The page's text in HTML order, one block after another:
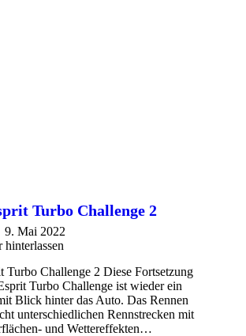
Turbo Challenge 2
9. Mai 2022
hinterlassen
Turbo Challenge 2 Diese Fortsetzung
Turbo Challenge ist wieder ein
Blick hinter das Auto. Das Rennen
unterschiedlichen Rennstrecken mit
und Wettereffekten…